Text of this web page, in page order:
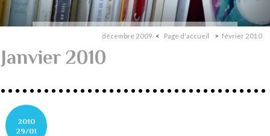
décembre 2009 Page d'accueil février 2010
Janvier 2010
2010
29/01